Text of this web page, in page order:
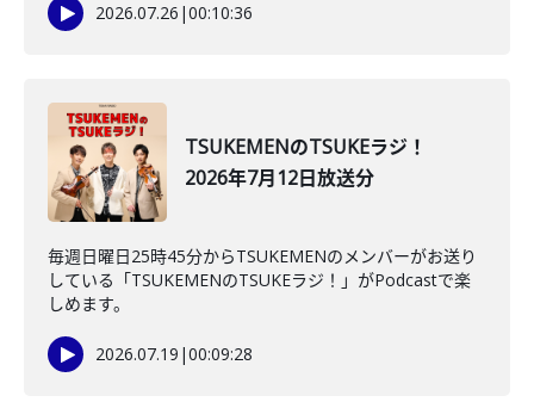
2026.07.26 |00:10:36
TSUKEMENのTSUKEラジ！
2026年7月12日放送分
毎週日曜日25時45分からTSUKEMENのメンバーがお送り
している「TSUKEMENのTSUKEラジ！」がPodcastで楽
しめます。
2026.07.19 |00:09:28